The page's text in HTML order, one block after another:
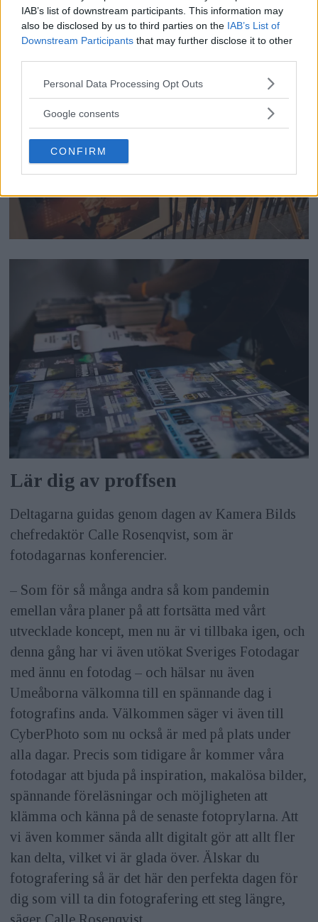
IAB’s list of downstream participants. This information may
also be disclosed by us to third parties on the IAB’s List of
Downstream Participants that may further disclose it to other
Please note that this website/app uses one or more Google
not limited to your visit or usage behaviour. You may click to
use your data for below specified purposes in below Google
consent section.
Personal Data Processing Opt Outs
Google consents
CONFIRM
Lär dig av proffsen
Deltagarna guidas genom dagen av Kamera Bilds
chefredaktör Calle Rosenqvist, som är
fotodagarnas konferencier.
– Som för så många andra så kom pandemin
emellan våra planer på att fortsätta med vårt
utvecklade koncept, men nu är vi tillbaka igen, och
denna gång har vi även utökat Sveriges Fotodagar
med ännu en fotodag – och hälsar nu även
Umeåborna välkomna till en spännande dag i
fotografins anda. Välkommen säger vi även till
CyberPhoto som nu också är med på plats under
alla dagar. Precis som tidigare år kommer våra
fotodagar att bjuda på inspiration, makalösa bilder,
spännande föreläsningar och möjligheten att
klämma och känna på de senaste fotoprylarna. Att
vi även kommer sända allt digitalt gör att allt fler
kan delta, vilket vi är glada över. Älskar du
fotografering så är det här den perfekta dagen för
dig som vill ta din fotografering ett steg längre,